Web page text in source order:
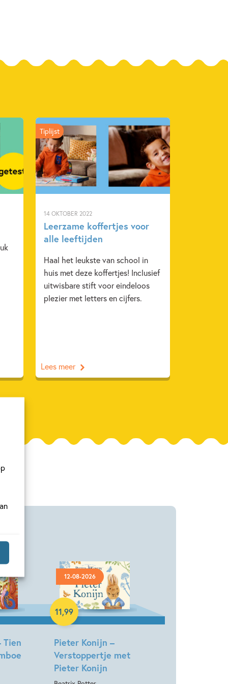
14 OKTOBER 2022
Leerzame koffertjes voor
alle leeftijden
Haal het leukste van school in
huis met deze koffertjes! Inclusief
uitwisbare stift voor eindeloos
plezier met letters en cijfers.
Tiplijst
Lees meer
Tien
12-08-2026
Pieter Konijn –
Verstoppertje met
Pieter Konijn
11,99
Hardcover